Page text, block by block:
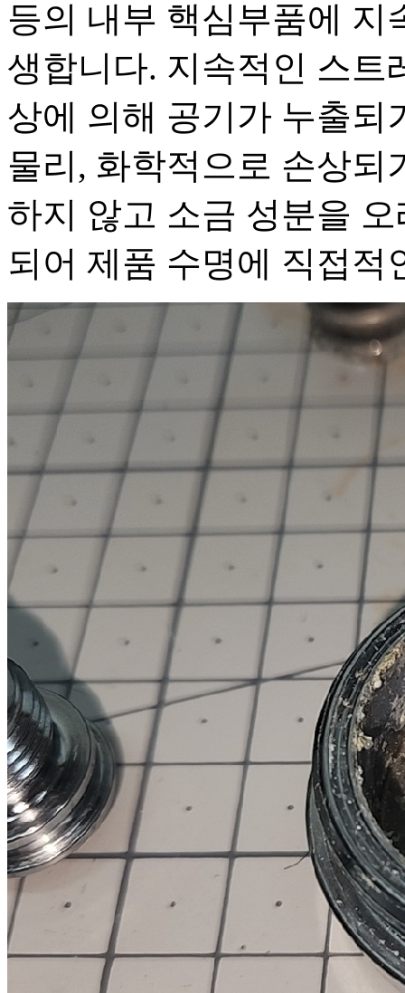
등의 내부 핵심부품에 지
생합니다. 지속적인 스트
상에 의해 공기가 누출되
물리, 화학적으로 손상되
하지 않고 소금 성분을
되어 제품 수명에 직접적